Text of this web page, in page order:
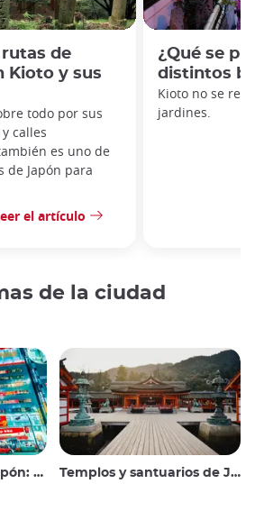
rutas de
Kioto y sus
todo por sus
calles
es uno de
de Japón para
el artículo
¿Qué se
distintos
Kioto no se
jardines.
de la ciudad
beber Templos y santuarios de Japón